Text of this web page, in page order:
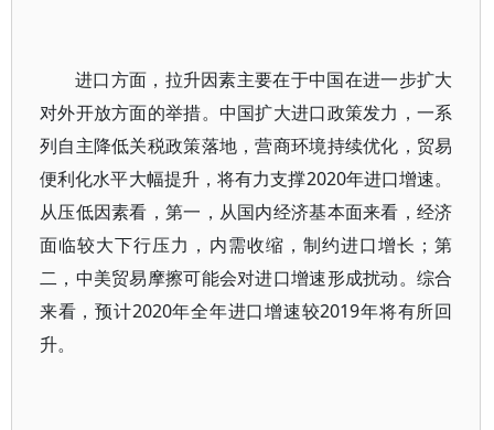
进口方面，拉升因素主要在于中国在进一步扩大
对外开放方面的举措。中国扩大进口政策发力，一系
列自主降低关税政策落地，营商环境持续优化，贸易
便利化水平大幅提升，将有力支撑2020年进口增速。
从压低因素看，第一，从国内经济基本面来看，经济
面临较大下行压力，内需收缩，制约进口增长；第
二，中美贸易摩擦可能会对进口增速形成扰动。综合
来看，预计2020年全年进口增速较2019年将有所回
升。